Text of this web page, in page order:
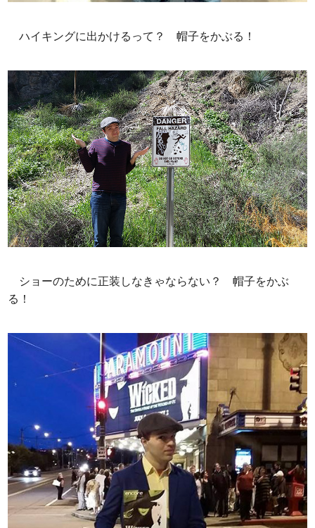
ハイキングに出かけるって？ 帽子をかぶる！
ショーのために正装しなきゃならない？ 帽子をかぶ
る！